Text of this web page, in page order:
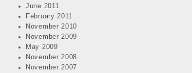
June 2011
February 2011
November 2010
November 2009
May 2009
November 2008
November 2007